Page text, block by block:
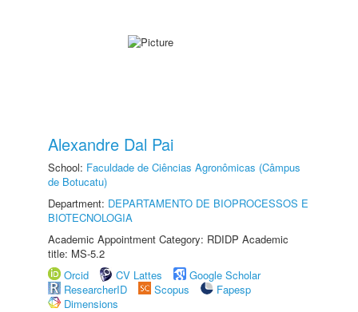
Alexandre Dal Pai
School: Faculdade de Ciências Agronômicas (Câmpus
de Botucatu)
Department: DEPARTAMENTO DE BIOPROCESSOS E
BIOTECNOLOGIA
Academic Appointment Category: RDIDP Academic
title: MS-5.2
Orcid
CV Lattes
Google Scholar
ResearcherID
Scopus
Fapesp
Dimensions